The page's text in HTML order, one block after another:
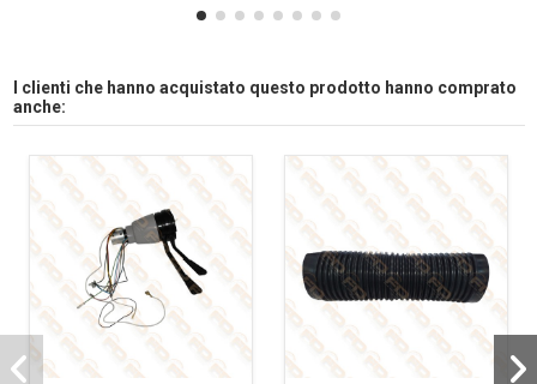
I clienti che hanno acquistato questo prodotto hanno comprato
anche: